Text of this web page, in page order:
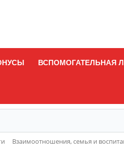
ВСПОМОГАТЕЛЬНАЯ
Взаимоотношения, семья и